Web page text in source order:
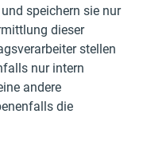
speichern sie nur
dieser
stellen
nur intern
andere
die